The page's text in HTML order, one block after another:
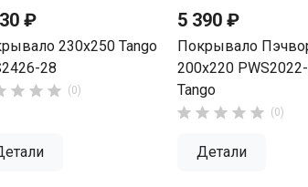
₽
230х250 Tango
28
   (0)
5 390 ₽
Покрывало
200х220
Tango
     (0)
Детали